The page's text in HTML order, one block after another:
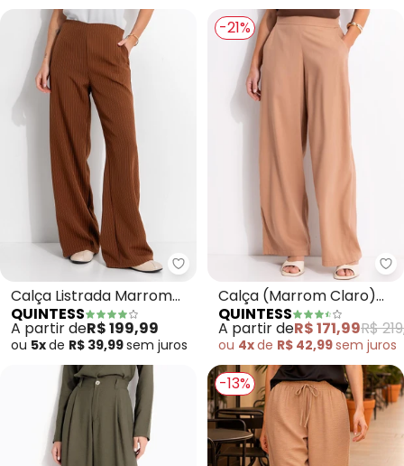
Quintess - Calça Listrada
Calça Listrada Marrom
em Alfaiataria
QUINTESS
A partir deR$ 199,99
ou 5xde R$ 39,99sem juros
-21%
Calça (Marrom Claro)
em Linho
QUINTESS
A partir deR$ 171,99R$
ou 4xde R$ 42,99sem juros
-13%